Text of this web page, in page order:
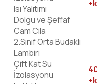
Isı Yalıtımı
Dolgu ve Şeffaf
Cam Cila
2.Sınıf Orta Budaklı
Lambiri
Çift Kat Su
İzolasyonu